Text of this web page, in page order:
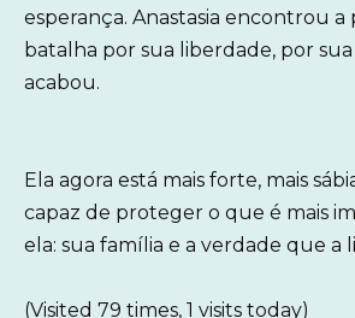
esperança. Anastasia encontrou a
batalha por sua liberdade, por
acabou.
Ela agora está mais forte, mais
capaz de proteger o que é mais
ela: sua família e a verdade que a
(Visited 79 times, 1 visits today)